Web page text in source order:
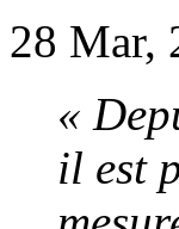
28
«
il est